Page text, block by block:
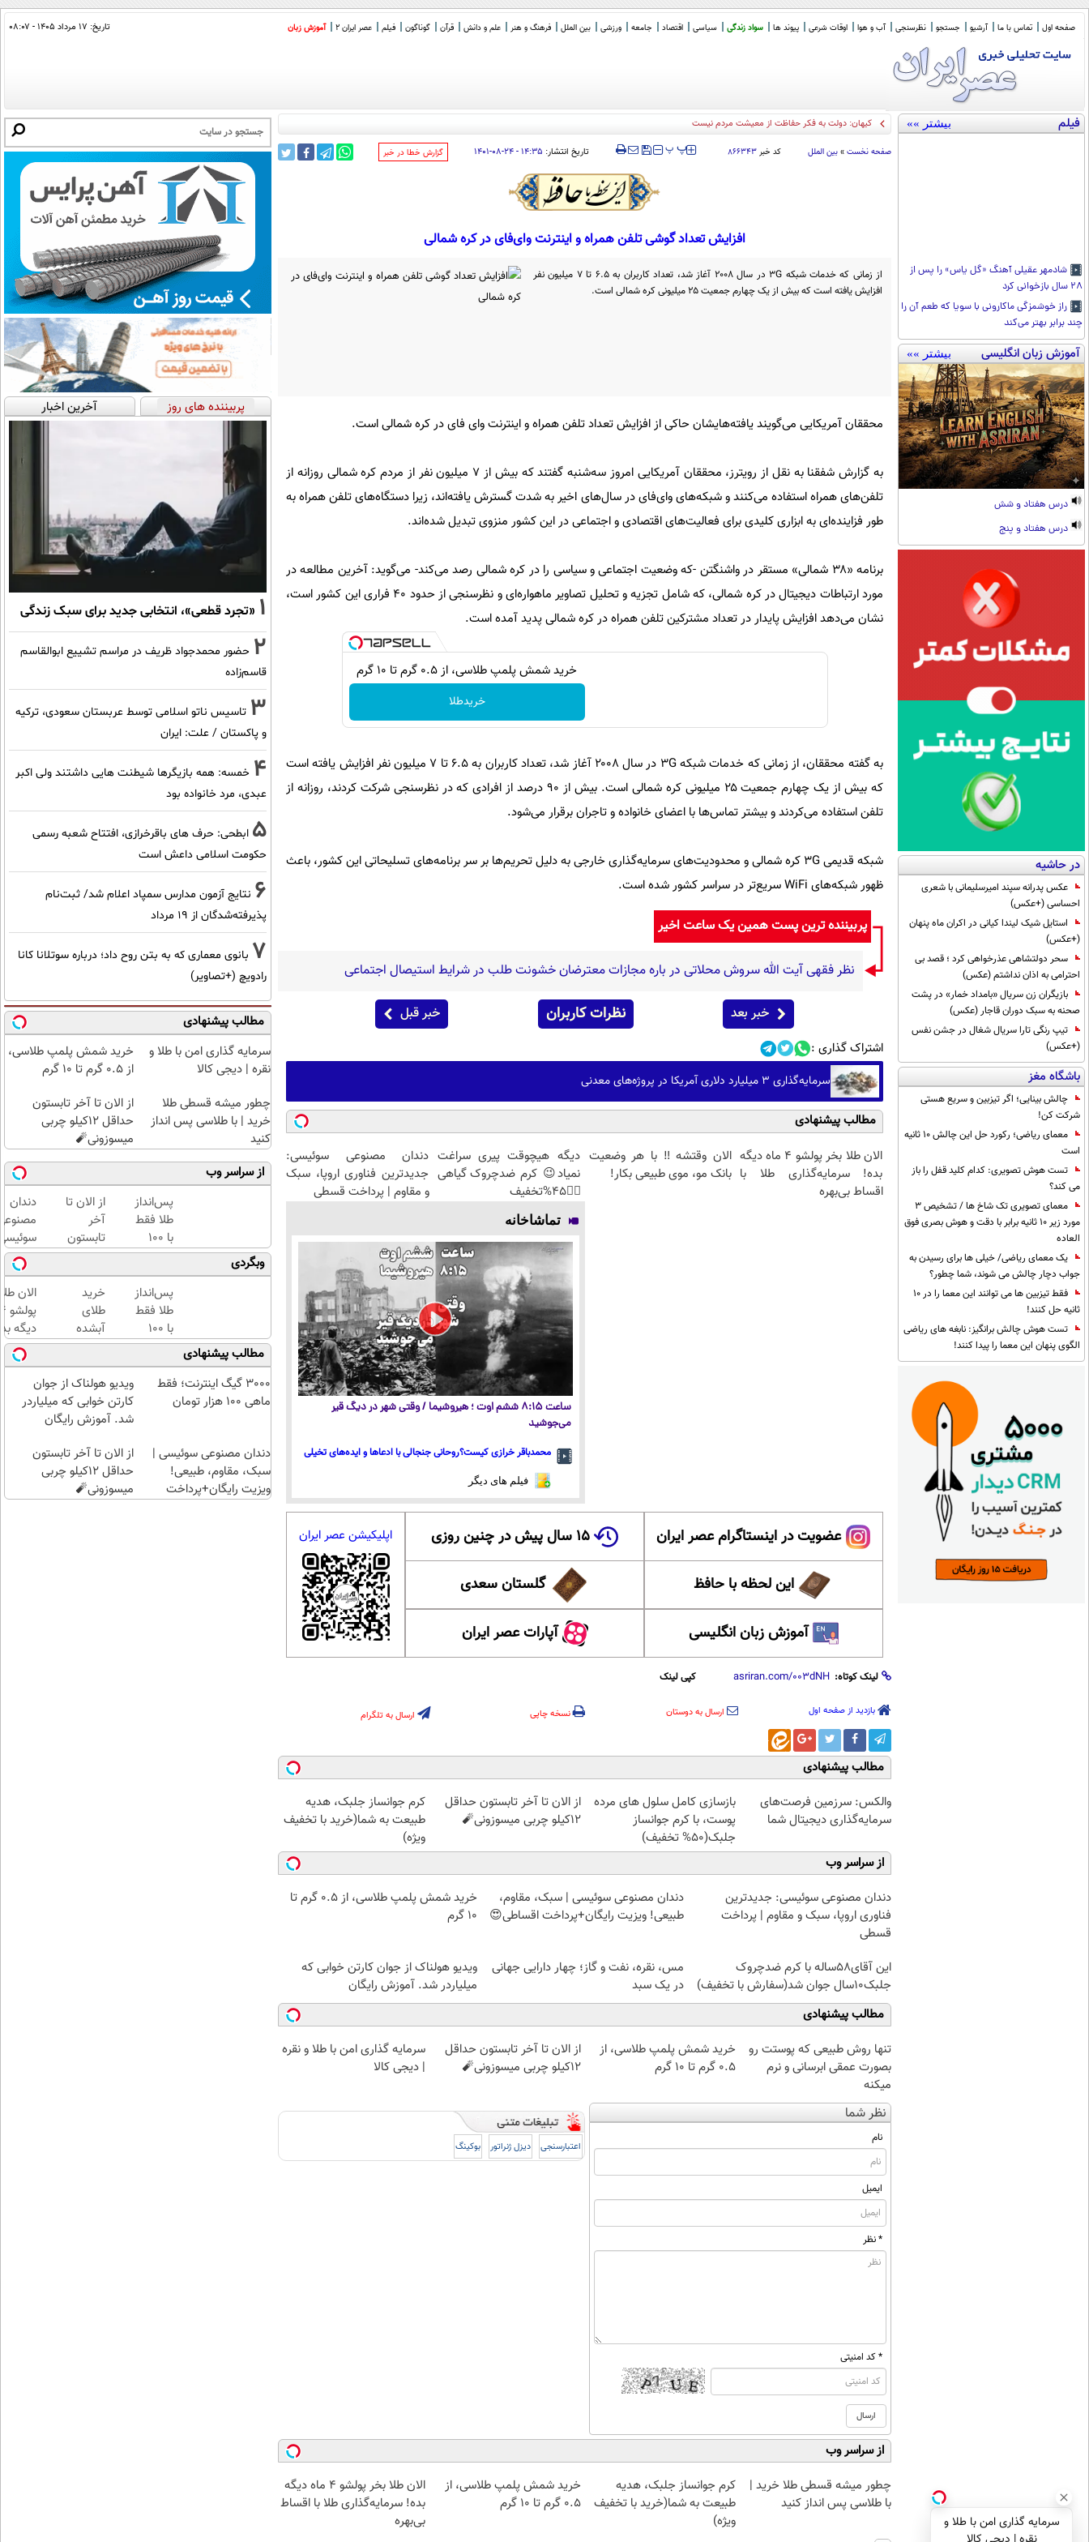
صفحه اول تماس با ما آرشیو جستجو نظرسنجی آب و هوا اوقات شرعی پیوند ها سواد زندگی سیاسی اقتصاد جامعه ورزشی بین الملل فرهنگ و هنر علم و دانش قرآن گوناگون فیلم عصر ایران 2 آموزش زبان تاریخ: ۱۷ مرداد ۱۴۰۵ - ۰۸:۰۷
فیلم بیشتر »»
شادمهر عقیلی آهنگ «گل یاس» را پس از
۲۸ سال بازخوانی کرد
راز خوشمزگی ماکارونی با سویا که طعم آن را
چند برابر بهتر می‌کند
آموزش زبان انگلیسی بیشتر »»
درس هفتاد و شش
درس هفتاد و پنج
در حاشیه
عکس پدرانه سپند امیرسلیمانی با شعری
احساسی (+عکس)
استایل شیک لیندا کیانی در اکران ماه پنهان
(+عکس)
سحر دولتشاهی عذرخواهی کرد ؛ قصد بی
احترامی به اذان نداشتم (عکس)
بازیگران زن سریال «بامداد خمار» در پشت
صحنه به سبک دوران قاجار (عکس)
تیپ رنگی تارا سریال شغال در جشن نفس
(+عکس)
باشگاه مغز
چالش بینایی؛ اگر تیزبین و سریع هستی
شرکت کن!
معمای ریاضی؛ رکورد حل این چالش 10 ثانیه
است
تست هوش تصویری: کدام کلید قفل را باز
می کند؟
معمای تصویری تک شاخ ها / تشخیص 3
مورد زیر 10 ثانیه برابر با دقت و هوش بصری فوق
العاده
یک معمای ریاضی/ خیلی ها برای رسیدن به
جواب دچار چالش می شوند، شما چطور؟
فقط تیزبین ها می توانند این معما را در 10
ثانیه حل کنند!
تست هوش چالش برانگیز: نابغه های ریاضی
الگوی پنهان این معما را پیدا کنند!
کیهان: دولت به فکر حفاظت از معیشت مردم نیست
صفحه نخست » بین الملل کد خبر۸۶۶۳۴۳ ‍‍‍ پپ تاریخ انتشار: ۱۴:۳۵ - ۲۴-۰۸-۱۴۰۱ ‌گزارش خطا در خبر
افزایش تعداد گوشی تلفن همراه و اینترنت وای‌فای در کره شمالی
از زمانی که خدمات شبکه ۳G در سال ۲۰۰۸ آغاز شد، تعداد کاربران به ۶.۵ تا ۷ میلیون نفر
افزایش یافته است که بیش از یک چهارم جمعیت ۲۵ میلیونی کره شمالی است.
محققان آمریکایی می‌گویند یافته‌هایشان حاکی از افزایش تعداد تلفن همراه و اینترنت وای فای در کره شمالی است.
به گزارش شفقنا به نقل از رویترز، محققان آمریکایی امروز سه‌شنبه گفتند که بیش از ۷ میلیون نفر از مردم کره شمالی روزانه از
تلفن‌های همراه استفاده می‌کنند و شبکه‌های وای‌فای در سال‌های اخیر به شدت گسترش یافته‌اند، زیرا دستگاه‌های تلفن همراه به
طور فزاینده‌ای به ابزاری کلیدی برای فعالیت‌های اقتصادی و اجتماعی در این کشور منزوی تبدیل شده‌اند.
برنامه «۳۸ شمالی» مستقر در واشنگتن -که وضعیت اجتماعی و سیاسی را در کره شمالی رصد می‌کند- می‌گوید: آخرین مطالعه در
مورد ارتباطات دیجیتال در کره شمالی، که شامل تجزیه و تحلیل تصاویر ماهواره‌ای و نظرسنجی از حدود ۴۰ فراری این کشور است،
نشان می‌دهد افزایش پایدار در تعداد مشترکین تلفن همراه در کره شمالی پدید آمده است.
خرید شمش پلمپ طلاسی، از ۰.۵ گرم تا ۱۰ گرم
خریدطلا
به گفته محققان، از زمانی که خدمات شبکه ۳G در سال ۲۰۰۸ آغاز شد، تعداد کاربران به ۶.۵ تا ۷ میلیون نفر افزایش یافته است
که بیش از یک چهارم جمعیت ۲۵ میلیونی کره شمالی است. بیش از ۹۰ درصد از افرادی که در نظرسنجی شرکت کردند، روزانه از
تلفن استفاده می‌کردند و بیشتر تماس‌ها با اعضای خانواده و تاجران برقرار می‌شود.
شبکه قدیمی ۳G کره شمالی و محدودیت‌های سرمایه‌گذاری خارجی به دلیل تحریم‌ها بر سر برنامه‌های تسلیحاتی این کشور، باعث
ظهور شبکه‌های WiFi سریع‌تر در سراسر کشور شده است.
پربیننده ترین پست همین یک ساعت اخیر
نظر فقهی آیت الله سروش محلاتی در باره مجازات معترضان خشونت طلب در شرایط استیصال اجتماعی
خبر بعد نظرات کاربران خبر قبل
اشتراک گذاری :
سرمایه‌گذاری ۳ میلیارد دلاری آمریکا در پروژه‌های معدنی
مطالب پیشنهادی
الان طلا بخر پولشو 4 ماه دیگه
بده! سرمایه‌گذاری طلا با
اقساط بی‌بهره
الان وقتشه‼️ با هر وضعیت
بانک مو، موی طبیعی بکار!
دیگه هیچوقت پیری سراغت
نمیاد😉 کرم ضدچروک گیاهی
👈🏻45%تخفیف
دندان مصنوعی سوئیسی:
جدیدترین فناوری اروپا، سبک
و مقاوم | پرداخت قسطی
تماشاخانه
ساعت ۸:۱۵ ششم اوت ؛ هیروشیما / وقتی شهر در دیگ قیر
می‌جوشید
محمدباقر خرازی کیست؟روحانی جنجالی با ادعاها و ایده‌های تخیلی
فیلم های دیگر
عضویت در اینستاگرام عصر ایران ۱۵ سال پیش در چنین روزی
این لحظه با حافظ گلستان سعدی
آموزش زبان انگلیسی آپارات عصر ایران
اپلیکیشن عصر ایران
لینک کوتاه: کپی لینک
بازدید از صفحه اول ارسال به دوستان نسخه چاپی ارسال به تلگرام
مطالب پیشنهادی
والکس: سرزمین فرصت‌های
سرمایه‌گذاری دیجیتال شما
بازسازی کامل سلول های مرده
پوست، با کرم جوانساز
جلبک(50% تخفیف)
از الان تا آخر تابستون حداقل
12کیلو چربی میسوزونی🧨
کرم جوانساز جلبک، هدیه
طبیعت به شما(خرید با تخفیف
ویژه)
از سراسر وب
دندان مصنوعی سوئیسی: جدیدترین
فناوری اروپا، سبک و مقاوم | پرداخت
قسطی
دندان مصنوعی سوئیسی | سبک، مقاوم،
طبیعی! ویزیت رایگان+پرداخت اقساطی😍
خرید شمش پلمپ طلاسی، از ۰.۵ گرم تا
۱۰ گرم
این آقای58ساله با کرم ضدچروک
جلبک10سال جوان شد(سفارش با تخفیف)
مس، نقره، نفت و گاز؛ چهار دارایی جهانی
در یک سبد
ویدیو هولناک از جوان کارتن خوابی که
میلیاردر شد. آموزش رایگان
مطالب پیشنهادی
تنها روش طبیعی که پوستت رو
بصورت عمقی ابرسانی و نرم
میکنه
خرید شمش پلمپ طلاسی، از
۰.۵ گرم تا ۱۰ گرم
از الان تا آخر تابستون حداقل
12کیلو چربی میسوزونی🧨
سرمایه گذاری امن با طلا و نقره
| دیجی کالا
نظر شما
نام
ایمیل
* نظر
* کد امنیتی
اعتبارسنجی دیزل ژنراتور بوکینگ
از سراسر وب
چطور میشه قسطی طلا خرید |
با طلاسی پس انداز کنید
کرم جوانساز جلبک، هدیه
طبیعت به شما(خرید با تخفیف
ویژه)
خرید شمش پلمپ طلاسی، از
۰.۵ گرم تا ۱۰ گرم
الان طلا بخر پولشو 4 ماه دیگه
بده! سرمایه‌گذاری طلا با اقساط
بی‌بهره
پربیننده های روز آخرین اخبار
1 «تجرد قطعی»، انتخابی جدید برای سبک زندگی
2 حضور محمدجواد ظریف در مراسم تشییع ابوالقاسم
قاسم‌زاده
3 تاسیس ناتو اسلامی توسط عربستان سعودی، ترکیه
و پاکستان / علت: ایران
4 خمسه: همه بازیگرها شیطنت هایی داشتند ولی اکبر
عبدی، مرد خانواده بود
5 ابطحی: حرف های باقرخرازی، افتتاح شعبه رسمی
حکومت اسلامی داعش است
6 نتایج آزمون مدارس سمپاد اعلام شد/ ثبت‌نام
پذیرفته‌شدگان از ۱۹ مرداد
7 بانوی معماری که به بتن روح داد؛ درباره سوتلانا کانا
رادویچ (+تصاویر)
مطالب پیشنهادی
سرمایه گذاری امن با طلا و
نقره | دیجی کالا
خرید شمش پلمپ طلاسی،
از ۰.۵ گرم تا ۱۰ گرم
چطور میشه قسطی طلا
خرید | با طلاسی پس انداز
کنید
از الان تا آخر تابستون
حداقل 12کیلو چربی
میسوزونی🧨
از سراسر وب
پس‌انداز
طلا فقط
با ۱۰۰
هزارتومان
(امن و
راحت)
از الان تا
آخر
تابستون
حداقل
12کیلو
چربی
میسوزونی
🧨
دندان
فناوری
اروپا،
سبک و
مقاوم |
پرداخت
قسطی
وبگردی
پس‌انداز
طلا فقط
با ۱۰۰
هزارتومان
(امن و
راحت)
خرید
طلای
آبشده
حتی با
۱۰۰هزارتومان
الان
دیگه
طلا با
بی‌بهره
مطالب پیشنهادی
3000 گیگ اینترنت؛ فقط
ماهی 100 هزار تومان
ویدیو هولناک از جوان
کارتن خوابی که میلیاردر
شد. آموزش رایگان
دندان مصنوعی سوئیسی |
سبک، مقاوم، طبیعی!
ویزیت رایگان+پرداخت
از الان تا آخر تابستون
حداقل 12کیلو چربی
میسوزونی🧨
سرمایه گذاری امن با طلا و